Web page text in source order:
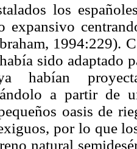
los
expansivo
1994:229).
sido adaptado
habían
a partir de
oasis de
por lo que
natural